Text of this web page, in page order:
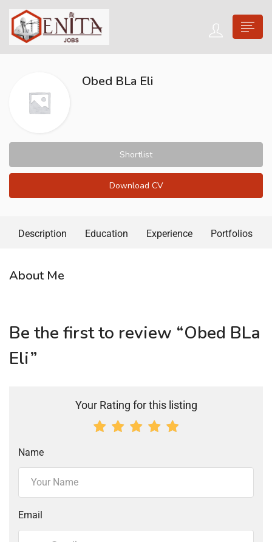
Obed BLa Eli
Shortlist
Download CV
Description Education Experience Portfolios
About Me
Be the first to review “Obed BLa
Eli”
Your Rating for this listing
Name
Email